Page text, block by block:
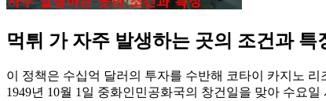
먹튀 가 자주 발생하는 곳의 조건과 특
이 정책은 수십억 달러의 투자를 수반해 코타이 카지노
1949년 10월 1일 중화인민공화국의 창건일을 맞아 수요